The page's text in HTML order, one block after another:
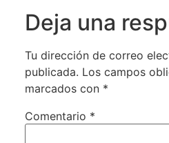
Deja una
Tu dirección de correo
publicada. Los campos
marcados con *
Comentario *